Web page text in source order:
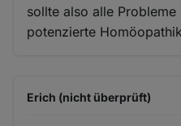
sollte also alle
potenzierte
Erich (nicht überprüft)